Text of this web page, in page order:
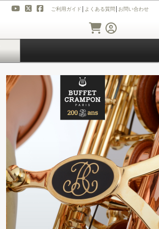
ご利用ガイド よくある質問 お問い合わせ